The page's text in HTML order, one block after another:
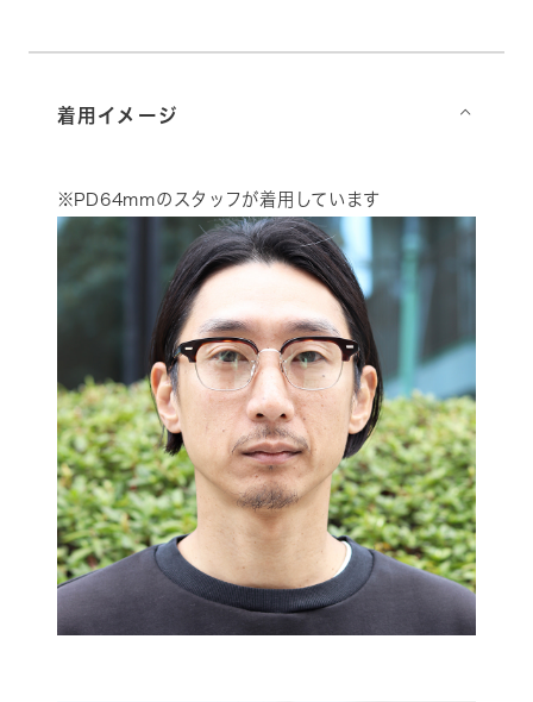
着用イメージ ⌵
※PD64mmのスタッフが着用しています